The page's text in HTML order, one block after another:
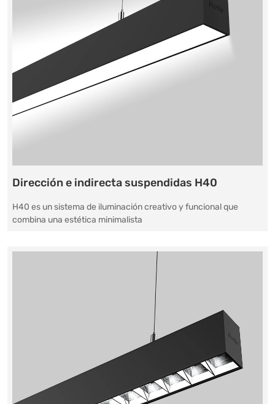
Dirección e indirecta suspendidas H40
H40 es un sistema de iluminación creativo y funcional que
combina una estética minimalista